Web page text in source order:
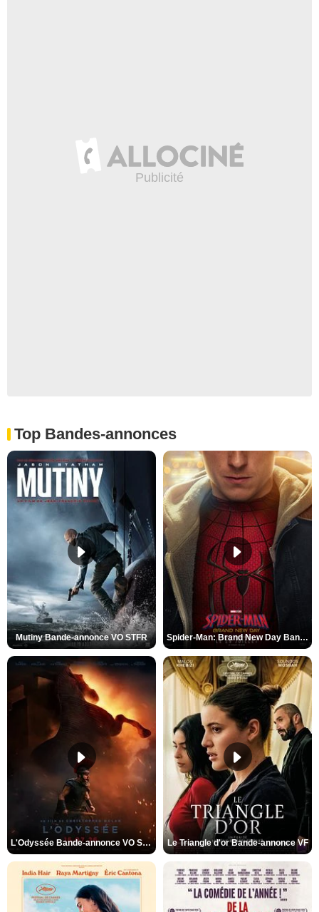
Top Bandes-annonces
Mutiny Bande-annonce VO STFR Spider-Man: Brand New Day Bande-annonce VO STFR
L'Odyssée Bande-annonce VO STFR Le Triangle d'or Bande-annonce VF